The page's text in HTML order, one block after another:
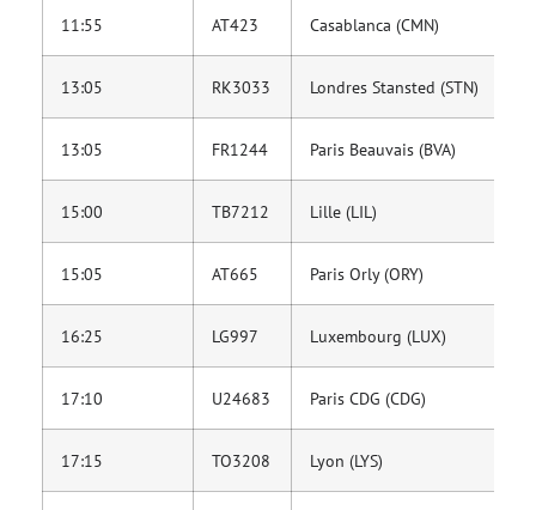
11:55 AT423 Casablanca (CMN)
13:05 RK3033 Londres Stansted (STN)
13:05 FR1244 Paris Beauvais (BVA)
15:00 TB7212 Lille (LIL)
15:05 AT665 Paris Orly (ORY)
16:25 LG997 Luxembourg (LUX)
17:10 U24683 Paris CDG (CDG)
17:15 TO3208 Lyon (LYS)